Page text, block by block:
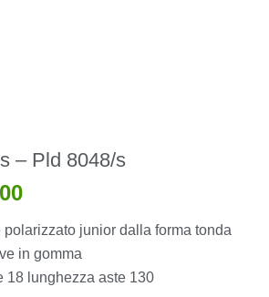
– Pld 8048/s
Il
attuale
è:
€47,00.
junior dalla forma tonda
in gomma
18 lunghezza aste 130